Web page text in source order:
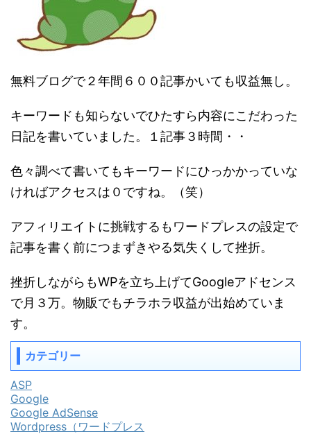
無料ブログで２年間６００記事かいても収益無し。
キーワードも知らないでひたすら内容にこだわった
日記を書いていました。１記事３時間・・
色々調べて書いてもキーワードにひっかかっていな
ければアクセスは０ですね。（笑）
アフィリエイトに挑戦するもワードプレスの設定で
記事を書く前につまずきやる気失くして挫折。
挫折しながらもWPを立ち上げてGoogleアドセンス
で月３万。物販でもチラホラ収益が出始めていま
す。
カテゴリー
ASP
Google
Google AdSense
Wordpress（ワードプレス